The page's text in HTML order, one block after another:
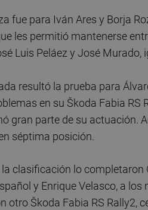
fue para Iván Ares y Borja
les permitió mantenerse
Luis Peláez y José Murado,
resultó la prueba para
en su Škoda Fabia
gran parte de su actuación.
séptima posición.
la clasificación lo
y Enrique Velasco, a
otro Škoda Fabia RS